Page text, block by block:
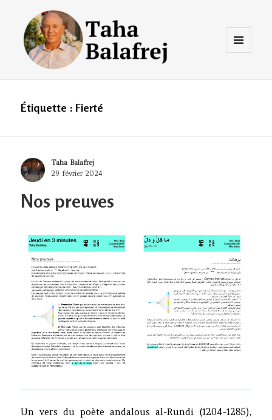
Taha Balafrej Blog
Étiquette :Fierté
Author
Taha Balafrej
Posted
29 février 2024
Nos preuves
Un vers du poète andalous al-Rundi (1204-1285),